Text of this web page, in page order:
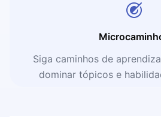
Siga caminhos de
dominar tópicos e